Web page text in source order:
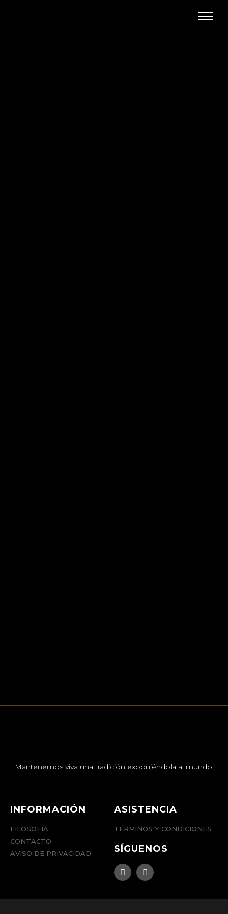
Mantenemos viva una tradición exponiéndola al mundo.
INFORMACIÓN
FILOSOFÍA
CONTACTO
AVISO DE PRIVACIDAD
ASISTENCIA
TÉRMINOS Y CONDICIONES
SÍGUENOS